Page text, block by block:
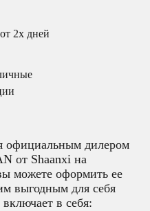
2х дней
официальным дилером
от Shaanxi на
можете оформить ее
выгодным для себя
в себя: